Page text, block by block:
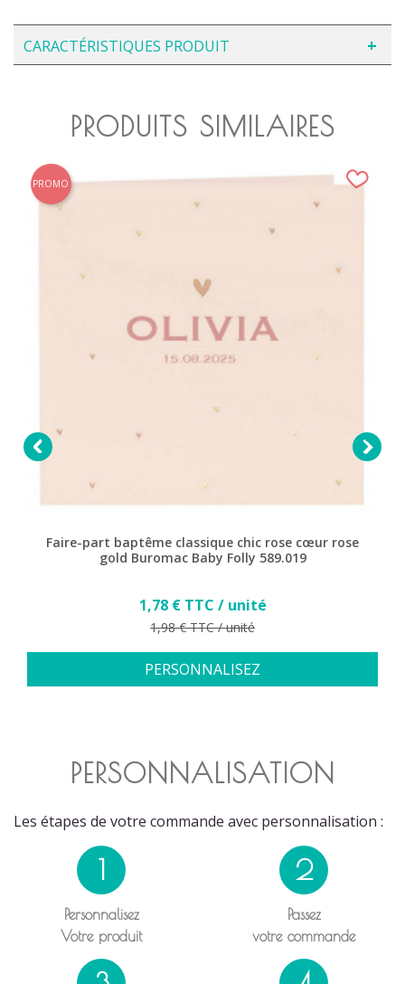
CARACTÉRISTIQUES PRODUIT
PRODUITS SIMILAIRES

Faire-part baptême classique chic rose cœur rose
gold Buromac Baby Folly 589.019
Prix
1,78 € TTC / unité
Prix de base
1,98 € TTC / unité
PERSONNALISEZ
PROMO

PERSONNALISATION
Les étapes de votre commande avec personnalisation :
1
Personnalisez
Votre produit
2
Passez
votre commande